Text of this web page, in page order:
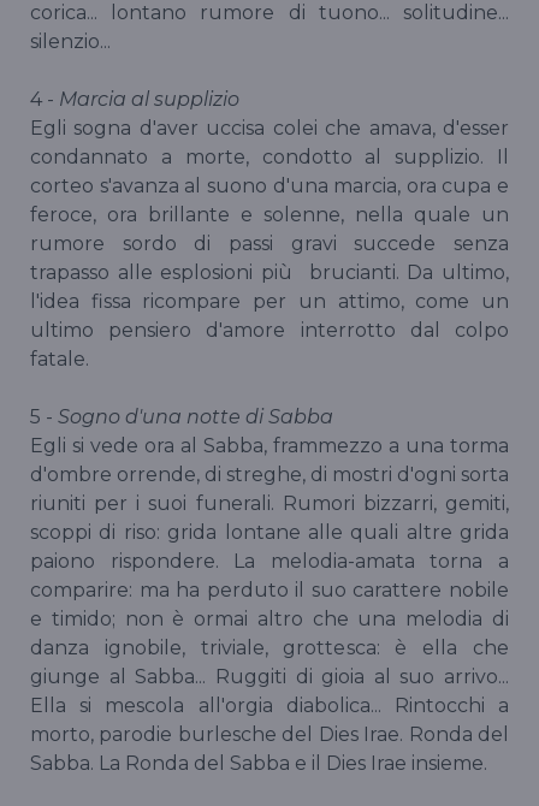
corica... lontano rumore di tuono... solitudine...
silenzio...
4 - Marcia al supplizio
Egli sogna d'aver uccisa colei che amava, d'esser
condannato a morte, condotto al supplizio. Il
corteo s'avanza al suono d'una marcia, ora cupa e
feroce, ora brillante e solenne, nella quale un
rumore sordo di passi gravi succede senza
trapasso alle esplosioni più brucianti. Da ultimo,
l'idea fissa ricompare per un attimo, come un
ultimo pensiero d'amore interrotto dal colpo
fatale.
5 - Sogno d'una notte di Sabba
Egli si vede ora al Sabba, frammezzo a una torma
d'ombre orrende, di streghe, di mostri d'ogni sorta
riuniti per i suoi funerali. Rumori bizzarri, gemiti,
scoppi di riso: grida lontane alle quali altre grida
paiono rispondere. La melodia-amata torna a
comparire: ma ha perduto il suo carattere nobile
e timido; non è ormai altro che una melodia di
danza ignobile, triviale, grottesca: è ella che
giunge al Sabba... Ruggiti di gioia al suo arrivo...
Ella si mescola all'orgia diabolica... Rintocchi a
morto, parodie burlesche del Dies Irae. Ronda del
Sabba. La Ronda del Sabba e il Dies Irae insieme.